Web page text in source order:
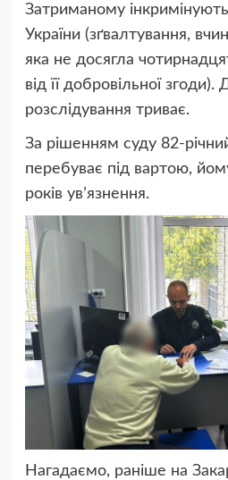
Затриманому
України (зґвалтування,
яка не досягла
від її добровільної згоди).
розслідування триває.
За рішенням суду 82-
перебуває під вартою,
років увʼязнення.
Нагадаємо, раніше на